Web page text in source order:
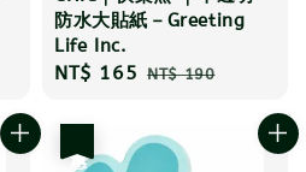
防水大貼紙－Greeting
Life Inc.
Sale
NT$ 165 Regular
NT$ 190